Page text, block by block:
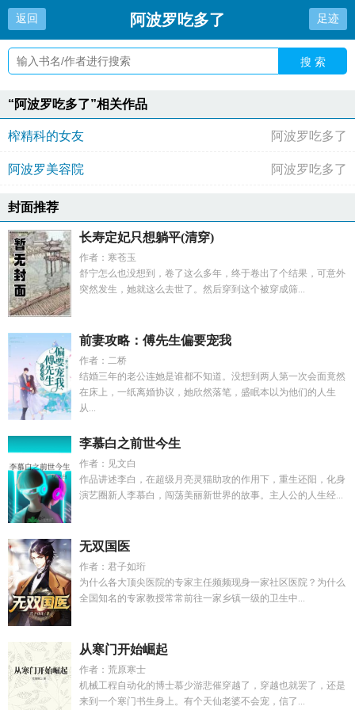
返回 阿波罗吃多了 足迹
搜 索
“阿波罗吃多了”相关作品
榨精科的女友 阿波罗吃多了
阿波罗美容院 阿波罗吃多了
封面推荐
长寿定妃只想躺平(清穿)
作者：寒苍玉
舒宁怎么也没想到，卷了这么多年，终于卷出了个结果，可意外
突然发生，她就这么去世了。然后穿到这个被穿成筛...
前妻攻略：傅先生偏要宠我
作者：二桥
结婚三年的老公连她是谁都不知道。没想到两人第一次会面竟然
在床上，一纸离婚协议，她欣然落笔，盛眠本以为他们的人生
从...
李慕白之前世今生
作者：见文白
作品讲述李白，在超级月亮灵猫助攻的作用下，重生还阳，化身
演艺圈新人李慕白，闯荡美丽新世界的故事。主人公的人生经...
无双国医
作者：君子如珩
为什么各大顶尖医院的专家主任频频现身一家社区医院？为什么
全国知名的专家教授常常前往一家乡镇一级的卫生中...
从寒门开始崛起
作者：荒原寒士
机械工程自动化的博士慕少游悲催穿越了，穿越也就罢了，还是
来到一个寒门书生身上。有个天仙老婆不会宠，信了...